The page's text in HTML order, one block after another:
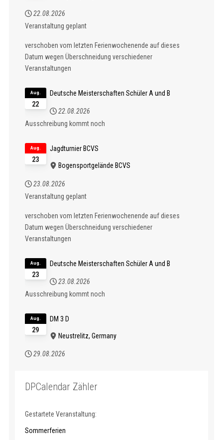
22.08.2026
Veranstaltung geplant
verschoben vom letzten Ferienwochenende auf dieses
Datum wegen Überschneidung verschiedener
Veranstaltungen
22
Aug. Deutsche Meisterschaften Schüler A und B
22.08.2026
Ausschreibung kommt noch
23
Aug. Jagdturnier BCVS
Bogensportgelände BCVS
23.08.2026
Veranstaltung geplant
verschoben vom letzten Ferienwochenende auf dieses
Datum wegen Überschneidung verschiedener
Veranstaltungen
23
Aug. Deutsche Meisterschaften Schüler A und B
23.08.2026
Ausschreibung kommt noch
29
Aug. DM 3 D
Neustrelitz, Germany
29.08.2026
DPCalendar Zähler
Gestartete Veranstaltung:
Sommerferien